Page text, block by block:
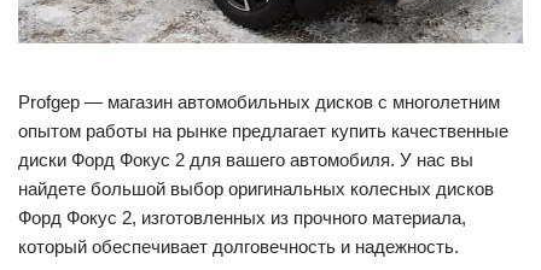
Profgep — магазин автомобильных дисков с многолетним
опытом работы на рынке предлагает купить качественные
диски Форд Фокус 2 для вашего автомобиля. У нас вы
найдете большой выбор оригинальных колесных дисков
Форд Фокус 2, изготовленных из прочного материала,
который обеспечивает долговечность и надежность.